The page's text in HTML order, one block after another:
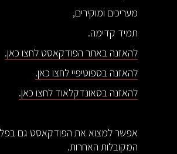
מעריכים ומוקירים,
תמיד קדימה.
להאזנה באתר הפודקאסט לחצו כאן.
להאזנה בספוטיפיי לחצו כאן.
להאזנה בסאונדקלאוד לחצו כאן.
אפשר למצוא את הפודקאסט גם
המקובלות האחרות.